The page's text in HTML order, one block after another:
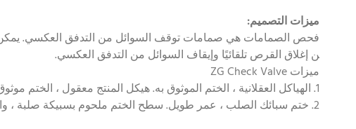
ميزات التصميم:
فحص الصمامات هي صمامات توقف السوائل من التدفق العكسي.
ن إغلاق القرص تلقائيًا وإيقاف السوائل من التدفق العكسي.
ميزات ZG Check Valve
1. الهياكل العقلانية ، الختم الموثوق به. هيكل المنتج معقول ، الختم موثوق ، والأداء جيد.
2. ختم سبائك الصلب ، عمر طويل. سطح الختم ملحوم بسبيكة صلبة ، والتي تتمتع بمقاومة تآكل جيدة وعمر خدمة طويل.